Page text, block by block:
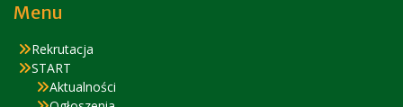
Menu
Rekrutacja
START
Aktualności